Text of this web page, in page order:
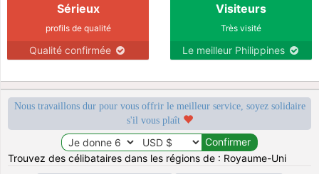
Sérieux
profils de qualité
Qualité confirmée
Visiteurs
Très visité
Le meilleur Philippines
Nous travaillons dur pour vous offrir le meilleur service, soyez solidaire
s'il vous plaît
Trouvez des célibataires dans les régions de : Royaume-Uni